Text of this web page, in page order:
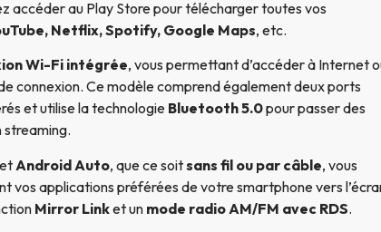
accéder au Play Store pour télécharger toutes vos
Netflix, Spotify, Google Maps, etc.
Wi-Fi intégrée, vous permettant d’accéder à Internet
connexion. Ce modèle comprend également deux ports
et utilise la technologie Bluetooth 5.0pour passer des
streaming.
et Android Auto, que ce soitsans fil ou par câble, vous
applications préférées de votre smartphone vers
Mirror Linket un mode radio AM/FM avec RDS.